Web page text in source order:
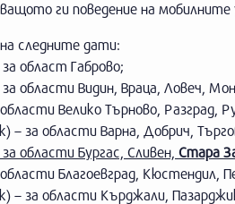
ги поведение на
следните дати:
област Габрово;
области Видин, Враца, Ловеч,
Велико Търново, Разград,
– за области Варна, Добрич,
области Бургас, Сливен, Стара
области Благоевград, Кюстендил,
– за области Кърджали,